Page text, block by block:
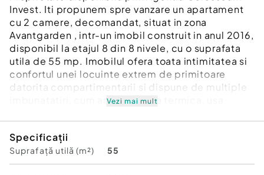
Invest. Iti propunem spre vanzare un apartament
cu 2 camere, decomandat, situat in zona
Avantgarden , intr-un imobil construit in anul 2016,
disponibil la etajul 8 din 8 nivele, cu o suprafata
utila de 55 mp. Imobilul ofera toata intimitatea si
confortul unei locuinte extrem de primitoare
datorita compartimentarii si dispune de multiple
imbunatatiri, cum ar fi: centrala termica, usa
dispune, de asemenea, de un spatiu de
depozitare la subsol. Imobilul este pozitionat intr-
o zona linistita, cu multiple facilitati precum:
Vezi mai mult
Specificații
Suprafață utilă (m²) 55